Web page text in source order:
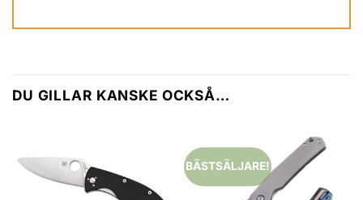
DU GILLAR KANSKE OCKSÅ…
BÄSTSÄLJARE!